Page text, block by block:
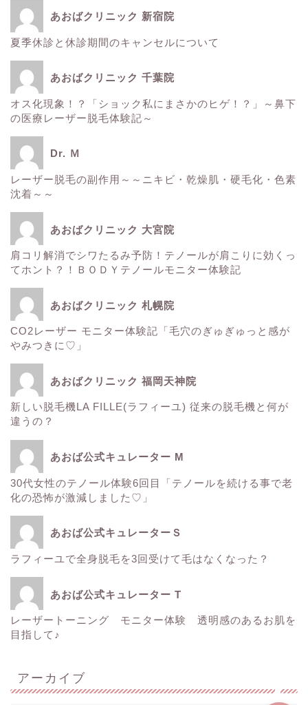
あおばクリニック 新宿院
夏季休診と休診期間のキャンセルについて
あおばクリニック 千葉院
オス化現象！？「ショック私にまさかのヒゲ！？」～鼻下
の医療レーザー脱毛体験記～
Dr. Ｍ
レーザー脱毛の副作用～～ニキビ・乾燥肌・硬毛化・色素
沈着～～
あおばクリニック 大宮院
肩コリ解消でシワたるみ予防！テノールが肩こりに効くっ
てホント？！ＢＯＤＹテノールモニター体験記
あおばクリニック 札幌院
CO2レーザー モニター体験記「毛穴のぎゅぎゅっと感が
やみつきに♡」
あおばクリニック 福岡天神院
新しい脱毛機LA FILLE(ラフィーユ) 従来の脱毛機と何が
違うの？
あおば公式キュレーター M
30代女性のテノール体験6回目「テノールを続ける事で老
化の恐怖が激減しました♡」
あおば公式キュレーターＳ
ラフィーユで全身脱毛を3回受けて毛はなくなった？
あおば公式キュレーター T
レーザートーニング モニター体験 透明感のあるお肌を
目指して♪
アーカイブ
■美容情報■
健康
肌
ウルトラアクセント
サーマクール
レーザートーニング
ＳＲＳマスク